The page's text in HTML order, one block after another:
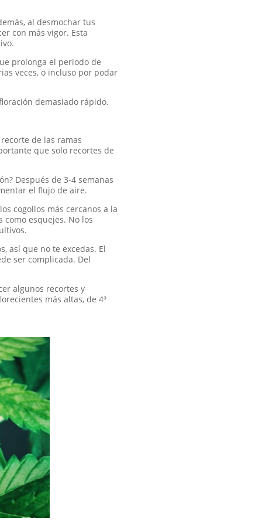
al desmochar tus
con más vigor. Esta
prolonga el periodo de
veces, o incluso por podar
demasiado rápido.
de las ramas
que solo recortes de
Después de 3-4 semanas
el flujo de aire.
cogollos más cercanos a la
esquejes. No los
así que no te excedas. El
ser complicada. Del
algunos recortes y
más altas, de 4ª